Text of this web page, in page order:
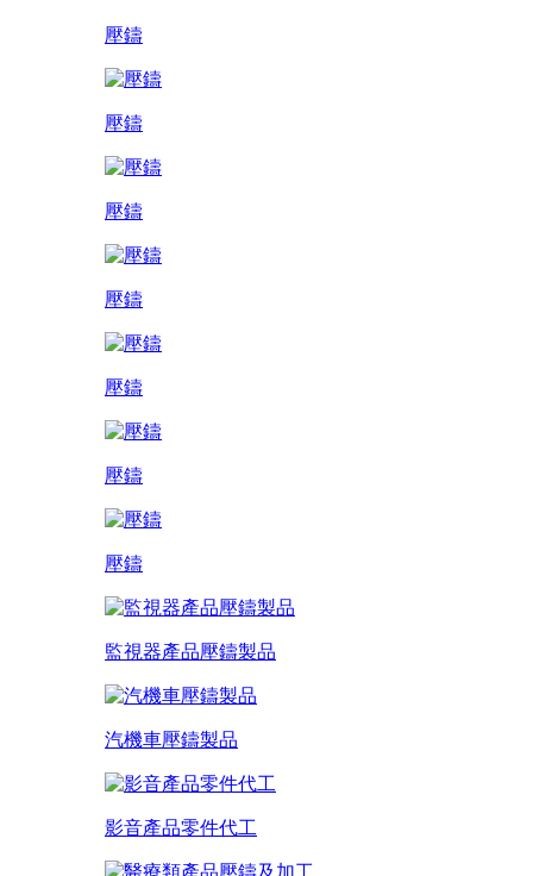
壓鑄
壓鑄
壓鑄
壓鑄
壓鑄
壓鑄
壓鑄
監視器產品壓鑄製品
汽機車壓鑄製品
影音產品零件代工